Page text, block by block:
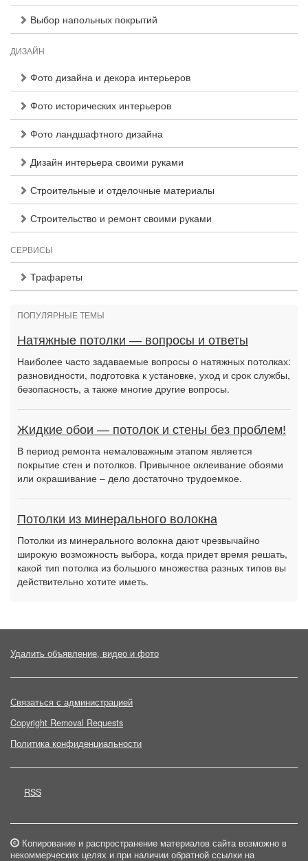
Выбор напольных покрытий
ДИЗАЙН
Фото дизайна и декора интерьеров
Фото исторических интерьеров
Фото ландшафтного дизайна
Дизайн интерьера своими руками
Строительные и отделочные материалы
Строительство и ремонт своими руками
СЕРВИСЫ
Трафареты
ПОПУЛЯРНЫЕ ТЕМЫ
Натяжные потолки — вопросы и ответы
Наиболее часто задаваемые вопросы о натяжных потолках:
разновидности, подготовка к установке, уход и срок службы,
безопасность, а также многие другие вопросы.
Жидкие обои — потолок и стены без проблем!
В период ремонта немаловажным этапом является
покрытие стен и потолков. Привычное оклеивание обоями
или окрашивание – дело достаточно трудоемкое.
Потолки из минерального волокна
Потолки из минерального волокна дают чрезвычайно
широкую возможность выбора, когда придет время решать,
какой тип потолка из большого множества разных типов вы
действительно хотите иметь.
Удалить объявление, видео и фото
Связаться с администрацией
Copyright Removal Requests
Политика конфиденциальности
RSS
Копирование и распространение материалов сайта возможно в
некоммерческих целях и при наличии обратной ссылки на